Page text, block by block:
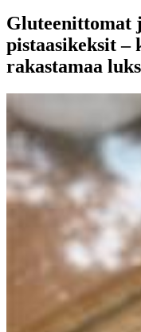
Gluteenittomat
pistaasikeksit –
rakastamaa